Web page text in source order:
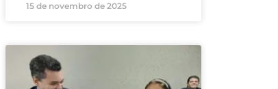
15 de novembro de 2025